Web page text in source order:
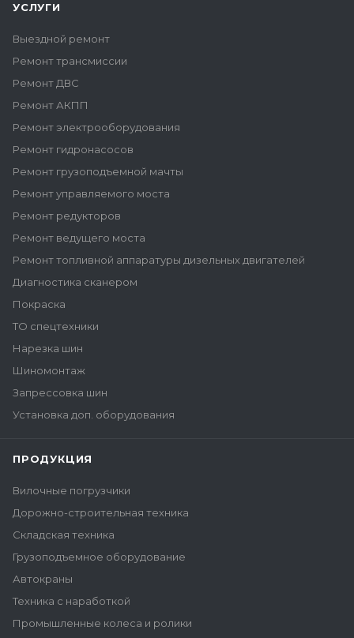
УСЛУГИ
Выездной ремонт
Ремонт трансмиссии
Ремонт ДВС
Ремонт АКПП
Ремонт электрооборудования
Ремонт гидронасосов
Ремонт грузоподъемной мачты
Ремонт управляемого моста
Ремонт редукторов
Ремонт ведущего моста
Ремонт топливной аппаратуры дизельных двигателей
Диагностика сканером
Покраска
ТО спецтехники
Нарезка шин
Шиномонтаж
Запрессовка шин
Установка доп. оборудования
ПРОДУКЦИЯ
Вилочные погрузчики
Дорожно-строительная техника
Складская техника
Грузоподъемное оборудование
Автокраны
Техника с наработкой
Промышленные колеса и ролики